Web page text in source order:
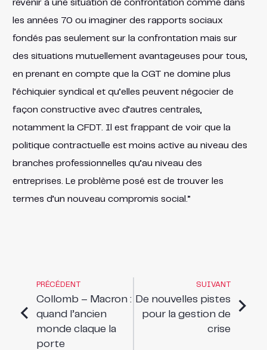
revenir à une situation de confrontation comme dans
les années 70 ou imaginer des rapports sociaux
fondés pas seulement sur la confrontation mais sur
des situations mutuellement avantageuses pour tous,
en prenant en compte que la CGT ne domine plus
l’échiquier syndical et qu’elles peuvent négocier de
façon constructive avec d’autres centrales,
notamment la CFDT. Il est frappant de voir que la
politique contractuelle est moins active au niveau des
branches professionnelles qu’au niveau des
entreprises. Le problème posé est de trouver les
termes d’un nouveau compromis social.”
PRÉCÉDENT
Collomb – Macron :
quand l’ancien
monde claque la
porte
SUIVANT
De nouvelles pistes
pour la gestion de
crise